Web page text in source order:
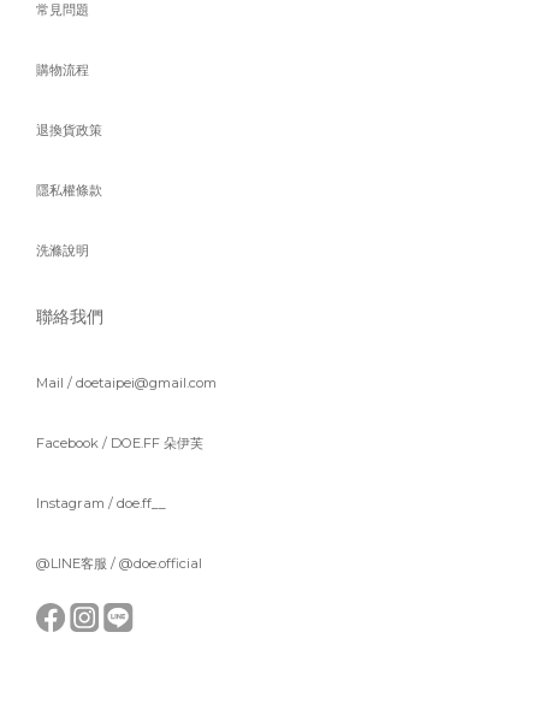
常見問題
購物流程
退換貨政策
隱私權條款
洗滌說明
聯絡我們
Mail / doetaipei@gmail.com
Facebook / DOE.FF 朵伊芙
Instagram / doe.ff__
@LINE客服 / @doe.official